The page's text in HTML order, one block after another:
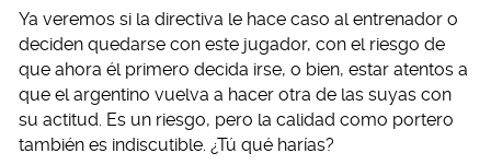
Ya veremos si la directiva le hace caso al entrenador o
deciden quedarse con este jugador, con el riesgo de
que ahora él primero decida irse, o bien, estar atentos a
que el argentino vuelva a hacer otra de las suyas con
su actitud. Es un riesgo, pero la calidad como portero
también es indiscutible. ¿Tú qué harías?